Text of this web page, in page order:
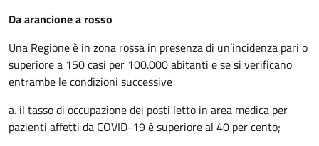
Da arancione a rosso
Una Regione è in zona rossa in presenza di un’incidenza pari o
superiore a 150 casi per 100.000 abitanti e se si verificano
entrambe le condizioni successive
a. il tasso di occupazione dei posti letto in area medica per
pazienti affetti da COVID-19 è superiore al 40 per cento;